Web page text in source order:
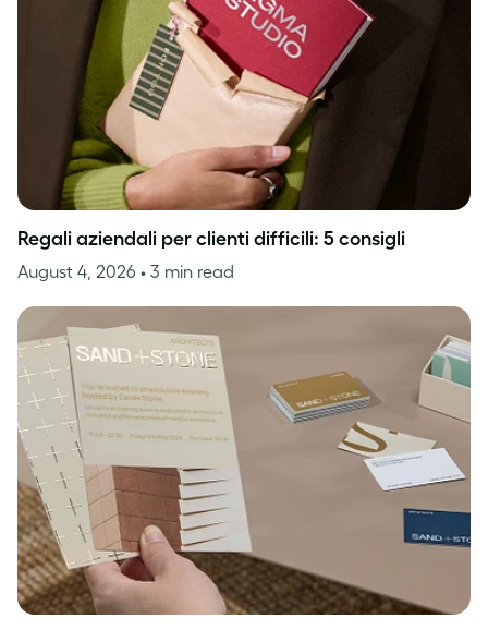
Regali aziendali per clienti difficili: 5 consigli
August 4, 2026 • 3 min read